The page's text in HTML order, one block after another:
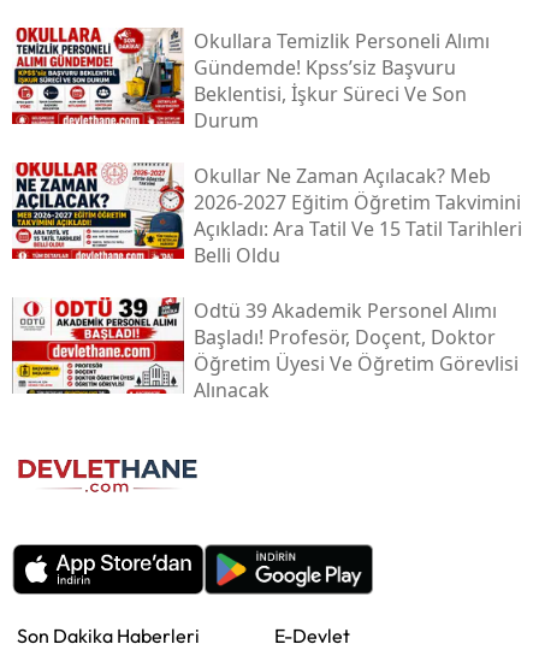
Okullara Temizlik Personeli Alımı
Gündemde! Kpss’siz Başvuru
Beklentisi, İşkur Süreci Ve Son
Durum
Okullar Ne Zaman Açılacak? Meb
2026-2027 Eğitim Öğretim Takvimini
Açıkladı: Ara Tatil Ve 15 Tatil Tarihleri
Belli Oldu
Odtü 39 Akademik Personel Alımı
Başladı! Profesör, Doçent, Doktor
Öğretim Üyesi Ve Öğretim Görevlisi
Alınacak
Son Dakika Haberleri
E-Devlet